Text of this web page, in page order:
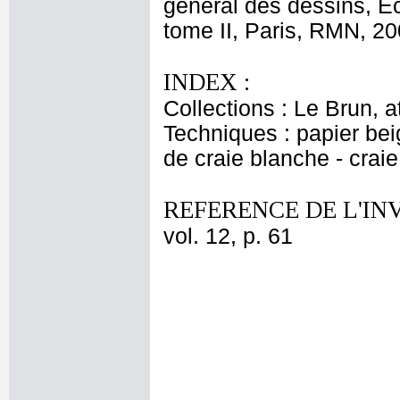
général des dessins,
tome II, Paris, RMN,
INDEX :
Collections : Le Brun,
Techniques : papier
de craie blanche -
REFERENCE DE
vol. 12, p. 61